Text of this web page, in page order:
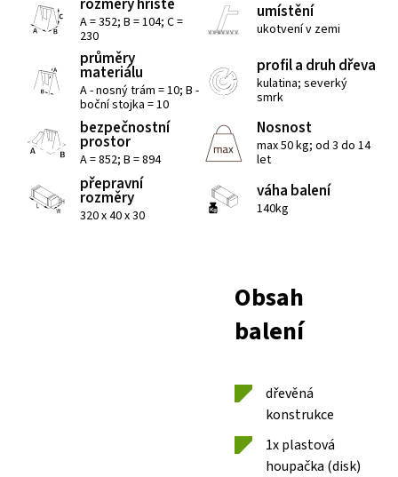
A = 352; B = 104; C =
230
umístění
ukotvení v zemi
průměry
materiálu
A - nosný trám = 10; B -
boční stojka = 10
profil a druh dřeva
kulatina; severký
smrk
bezpečnostní
prostor
A = 852; B = 894
Nosnost
max 50 kg; od 3 do 14
let
přepravní
rozměry
320 x 40 x 30
váha balení
140kg
Obsah
balení
dřevěná
konstrukce
1x plastová
houpačka (disk)